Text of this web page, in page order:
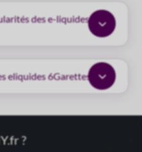
3
des e-liquides
3
eliquides 6Garettes
?